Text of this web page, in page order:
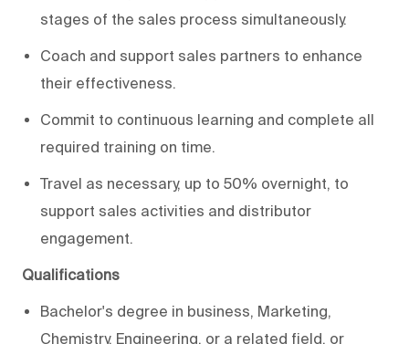
stages of the sales process simultaneously.
Coach and support sales partners to enhance
their effectiveness.
Commit to continuous learning and complete all
required training on time.
Travel as necessary, up to 50% overnight, to
support sales activities and distributor
engagement.
Qualifications
Bachelor's degree in business, Marketing,
Chemistry, Engineering, or a related field, or